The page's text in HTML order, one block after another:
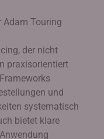
Adam Touring
der nicht
praxisorientiert
und
systematisch
bietet klare